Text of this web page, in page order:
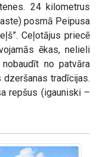
24 kilometrus
posmā Peipusa
Ceļotājus priecē
ēkas, nelieli
no patvāra
tradīcijas.
repšus (igauniski –